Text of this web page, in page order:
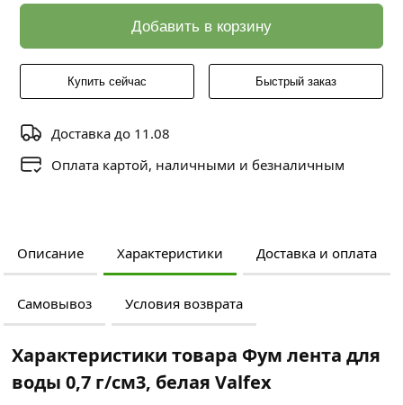
Добавить в корзину
Купить сейчас Быстрый заказ
Доставка до 11.08
Оплата картой, наличными и безналичным
Описание Характеристики Доставка и оплата
Самовывоз Условия возврата
Характеристики товара Фум лента для
воды 0,7 г/см3, белая Valfex